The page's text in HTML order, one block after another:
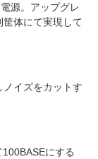
源。アップグレ
体にて実現して
ノイズをカットす
にする